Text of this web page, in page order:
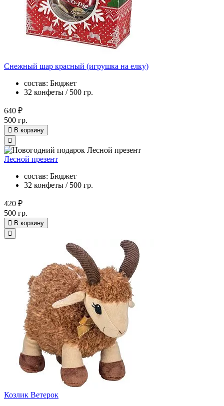
Снежный шар красный (игрушка на елку)
состав: Бюджет
32 конфеты / 500 гр.
640 ₽
500 гр.
В корзину
Лесной презент
состав: Бюджет
32 конфеты / 500 гр.
420 ₽
500 гр.
В корзину
Козлик Ветерок